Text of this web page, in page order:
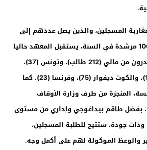
المسجلين، والذين يصل عددهم إلى
150 إماما مرشدا و100 مرشدة في السنة، يستقبل المعهد حاليا
447 طالبا أجنبيا ينحدرون من مالي (212 طالب)، وتونس (37)،
وغينيا كوناكري (100)، والكوت ديفوار (75)، وفرنسا (23). كما
المنجزة من طرف وزارة الأوقاف
بفضل طاقم بيداغوجي وإداري من مستوى
وذات جودة، ستتيح للطلبة المسجلين،
والوعظ الموكولة لهم على أكمل وجه.